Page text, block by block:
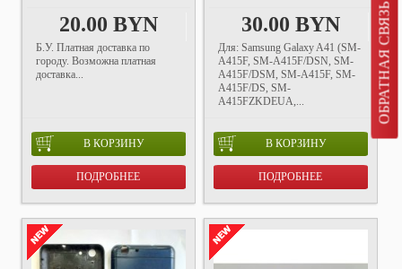
ОБРАТНАЯ СВЯЗЬ
20.00 BYN
Б.У. Платная доставка по
городу. Возможна платная
доставка...
В КОРЗИНУ
ПОДРОБНЕЕ
30.00 BYN
Для: Samsung Galaxy A41 (SM-
A415F, SM-A415F/DSN, SM-
A415F/DSM, SM-A415F, SM-
A415F/DS, SM-
A415FZKDEUA,...
В КОРЗИНУ
ПОДРОБНЕЕ